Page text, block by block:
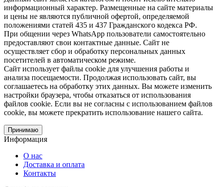
информационный характер. Размещенные на сайте материалы
и цены не являются публичной офертой, определяемой
положениями статей 435 и 437 Гражданского кодекса РФ.
При общении через WhatsApp пользователи самостоятельно
предоставляют свои контактные данные. Сайт не
осуществляет сбор и обработку персональных данных
посетителей в автоматическом режиме.
Сайт использует файлы cookie для улучшения работы и
анализа посещаемости. Продолжая использовать сайт, вы
соглашаетесь на обработку этих данных. Вы можете изменить
настройки браузера, чтобы отказаться от использования
файлов cookie. Если вы не согласны с использованием файлов
cookie, вы можете прекратить использование нашего сайта.
Принимаю
Информация
О нас
Доставка и оплата
Контакты